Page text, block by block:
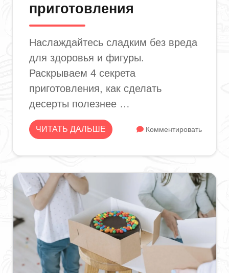
приготовления
Наслаждайтесь сладким без вреда
для здоровья и фигуры.
Раскрываем 4 секрета
приготовления, как сделать
десерты полезнее …
ЧИТАТЬ ДАЛЬШЕ Комментировать